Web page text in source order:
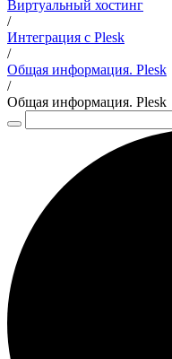
Виртуальный хостинг
/
Интеграция с Plesk
/
Общая информация. Plesk
/
Общая информация. Plesk